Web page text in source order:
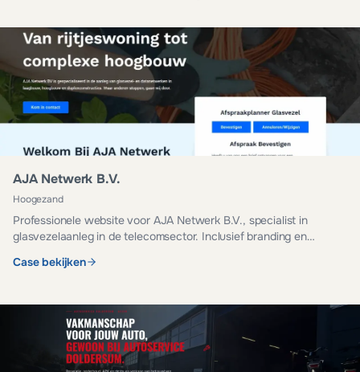
AJA Netwerk B.V.
Hoogezand
Professionele website voor AJA Netwerk B.V., specialist in
glasvezelaanleg in de telecomsector. Inclusief branding en
Case bekijken